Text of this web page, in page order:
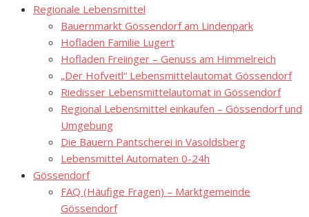
Regionale Lebensmittel
Bauernmarkt Gössendorf am Lindenpark
Hofladen Familie Lugert
Hofladen Freiinger – Genuss am Himmelreich
„Der Hofveitl“ Lebensmittelautomat Gössendorf
Riedisser Lebensmittelautomat in Gössendorf
Regional Lebensmittel einkaufen – Gössendorf und
Umgebung
Die Bauern Pantscherei in Vasoldsberg
Lebensmittel Automaten 0-24h
Gössendorf
FAQ (Häufige Fragen) – Marktgemeinde
Gössendorf